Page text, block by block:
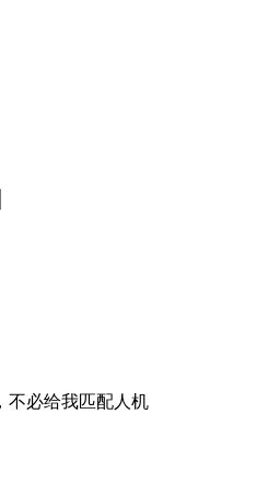
不必给我匹配人机